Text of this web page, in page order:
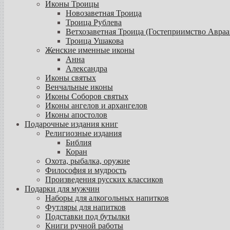
Иконы Троицы
Новозаветная Троица
Троица Рублева
Ветхозаветная Троица (Гостеприимство
Троица Ушакова
Женские именные иконы
Анна
Александра
Иконы святых
Венчальные иконы
Иконы Соборов святых
Иконы ангелов и архангелов
Иконы апостолов
Подарочные издания книг
Религиозные издания
Библия
Коран
Охота, рыбалка, оружие
Философия и мудрость
Произведения русских классиков
Подарки для мужчин
Наборы для алкогольных напитков
Футляры для напитков
Подставки под бутылки
Книги ручной работы